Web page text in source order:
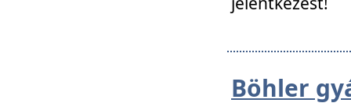
Böhler